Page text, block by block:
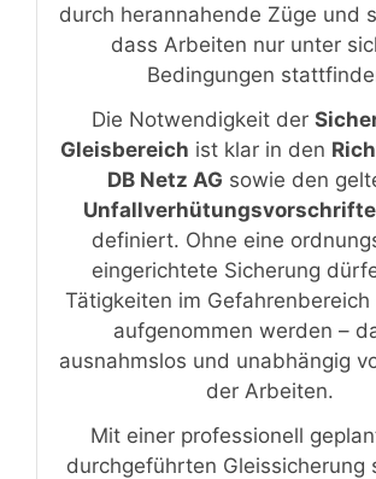
durch herannahende Züge und
dass Arbeiten nur unter
Bedingungen
Die Notwendigkeit der
Gleisbereich ist klar in den
DB Netz AG sowie den
definiert. Ohne eine
eingerichtete Sicherung
Tätigkeiten im Gefahrenbereich
aufgenommen werden –
ausnahmslos und unabhängig
der Arbeiten.
Mit einer professionell
durchgeführten Gleissicherung